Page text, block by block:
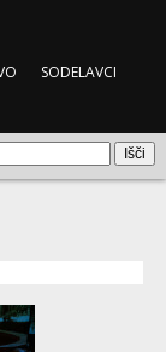
SODELAVCI